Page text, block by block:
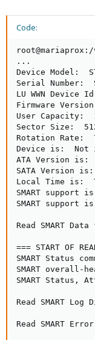
Code:
...
Device Model:
Serial Number:
LU WWN Device
Firmware
User Capacity:
Sector Size:
Rotation Rate:
Device is:  Not
ATA Version is:
SATA Version
Local Time is:
SMART support
SMART support
Read SMART
=== START OF
SMART Status
SMART overall-
SMART Status,
Read SMART
Read SMART